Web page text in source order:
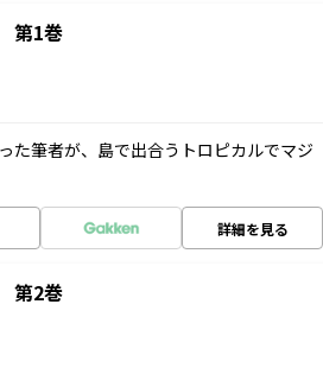
第1巻
た筆者が、島で出合うトロピカルでマジ
詳細を見る
第2巻